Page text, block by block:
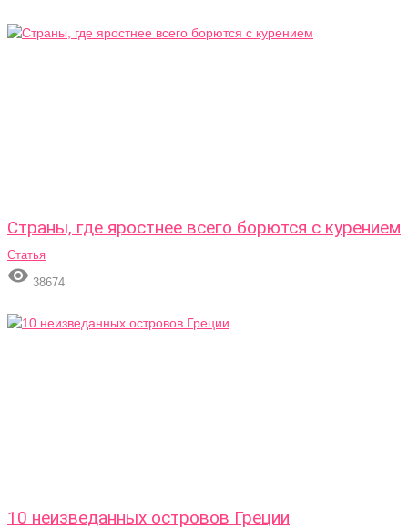
Страны, где яростнее всего борются с курением
Статья
 38674
10 неизведанных островов Греции